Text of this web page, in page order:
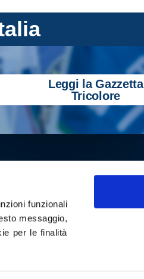
funzionali
messaggio,
per le finalità
Leggi la Gazzetta
Tricolore